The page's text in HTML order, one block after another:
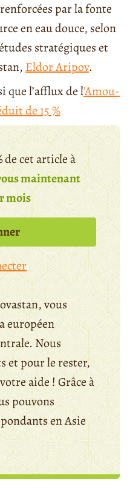
par la fonte
en eau douce, selon
stratégiques et
Eldor Aripov.
que l’afflux de l’Amou-
de 15 %
de cet article à
maintenant
mois
vous
européen
Nous
et pour le rester,
aide ! Grâce à
pouvons
en Asie